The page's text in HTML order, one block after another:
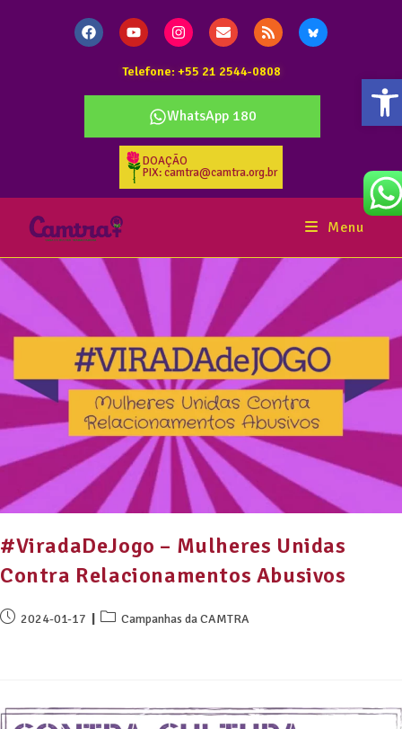
Telefone: +55 21 2544-0808
WhatsApp 180
DOAÇÃO
PIX: camtra@camtra.org.br
Menu
#ViradaDeJogo – Mulheres Unidas
Contra Relacionamentos Abusivos
2024-01-17 Campanhas da CAMTRA